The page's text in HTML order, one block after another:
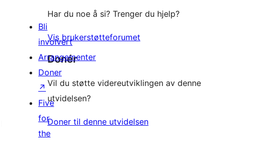
Har du noe å si? Trenger du hjelp?
Vis brukerstøtteforumet
Donér
Vil du støtte videreutviklingen av denne
utvidelsen?
Doner til denne utvidelsen
Bli
involvert
Arrangementer
Doner
↗
Five
for
the